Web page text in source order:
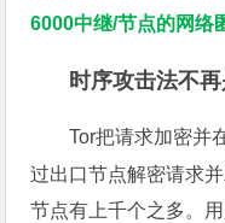
6000中继/节点的网络
时序攻击法不
Tor把请求加密并
过出口节点解密请求
节点有上千个之多。